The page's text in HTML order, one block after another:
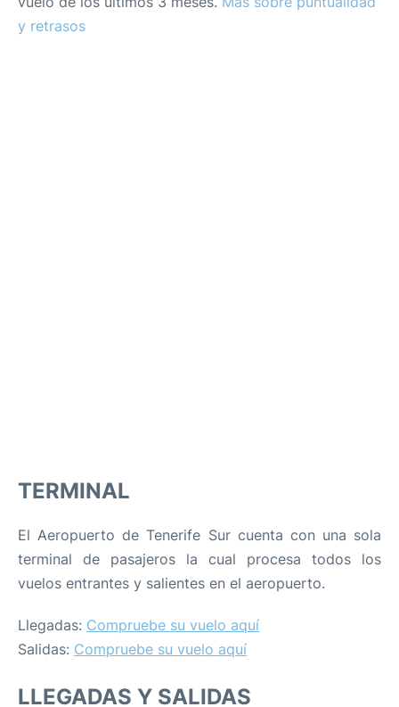
y retrasos
TERMINAL
El Aeropuerto de Tenerife Sur cuenta con una sola
terminal de pasajeros la cual procesa todos los
vuelos entrantes y salientes en el aeropuerto.
Llegadas: Compruebe su vuelo aquí
Salidas: Compruebe su vuelo aquí
LLEGADAS Y SALIDAS